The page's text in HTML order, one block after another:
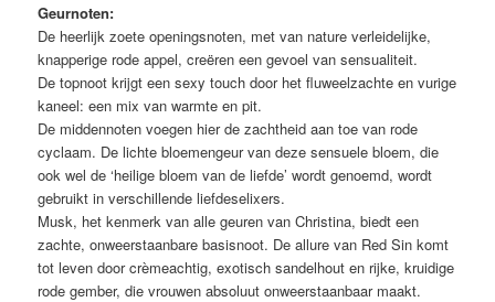
Geurnoten:
De heerlijk zoete openingsnoten, met van nature verleidelijke,
knapperige rode appel, creëren een gevoel van sensualiteit.
De topnoot krijgt een sexy touch door het fluweelzachte en vurige
kaneel: een mix van warmte en pit.
De middennoten voegen hier de zachtheid aan toe van rode
cyclaam. De lichte bloemengeur van deze sensuele bloem, die
ook wel de ‘heilige bloem van de liefde’ wordt genoemd, wordt
gebruikt in verschillende liefdeselixers.
Musk, het kenmerk van alle geuren van Christina, biedt een
zachte, onweerstaanbare basisnoot. De allure van Red Sin komt
tot leven door crèmeachtig, exotisch sandelhout en rijke, kruidige
rode gember, die vrouwen absoluut onweerstaanbaar maakt.